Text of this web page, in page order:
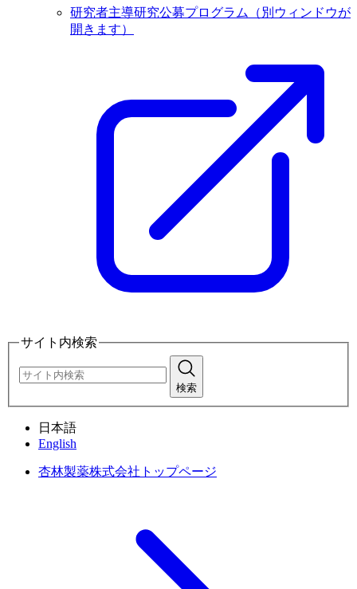
研究者主導研究公募プログラム
（別ウィンドウが
開きます）
サイト内検索
検索
日本語
English
杏林製薬株式会社トップページ